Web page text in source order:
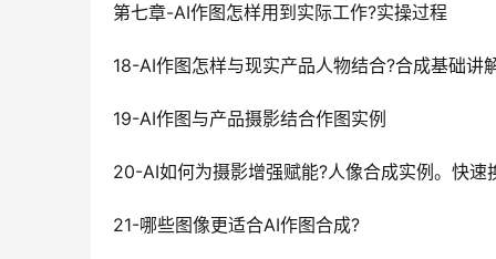
第七章-AI作图怎样用到实际工作?实操过程
18-AI作图怎样与现实产品人物结合?合成基础讲
19-AI作图与产品摄影结合作图实例
20-AI如何为摄影增强赋能?人像合成实例。快速
21-哪些图像更适合AI作图合成?